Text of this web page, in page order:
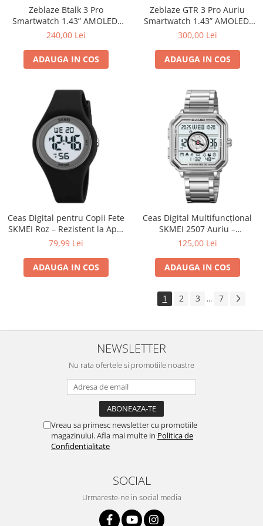
Zeblaze Btalk 3 Pro
Smartwatch 1.43” AMOLED,
Apeluri Bluetooth, IP68, HR,
240,00 Lei
ADAUGA IN COS
Zeblaze GTR 3 Pro Auriu
Smartwatch 1.43” AMOLED,
Oțel Inoxidabil, Apeluri
300,00 Lei
ADAUGA IN COS
Ceas Digital pentru Copii Fete
SKMEI Roz – Rezistent la Apă,
Alarmă, Cronometru
79,99 Lei
ADAUGA IN COS
Ceas Digital Multifuncțional
SKMEI 2507 Auriu –
Pedometru, Countdown și
125,00 Lei
ADAUGA IN COS
1 2 3 ... 7
NEWSLETTER
Nu rata ofertele si promotiile noastre
Vreau sa primesc newsletter cu promotiile
magazinului. Afla mai multe in Politica de
Confidentialitate
SOCIAL
Urmareste-ne in social media